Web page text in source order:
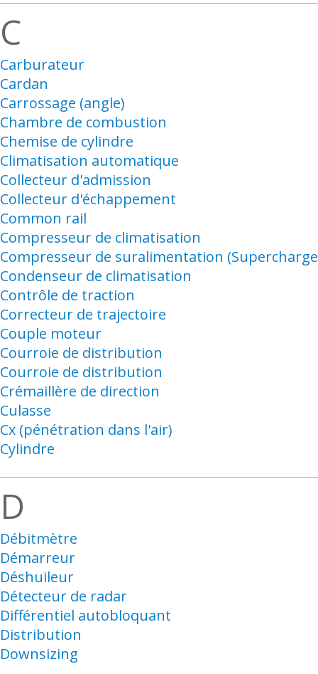
C
Carburateur
Cardan
Carrossage (angle)
Chambre de combustion
Chemise de cylindre
Climatisation automatique
Collecteur d'admission
Collecteur d'échappement
Common rail
Compresseur de climatisation
Compresseur de suralimentation
Condenseur de climatisation
Contrôle de traction
Correcteur de trajectoire
Couple moteur
Courroie de distribution
Courroie de distribution
Crémaillère de direction
Culasse
Cx (pénétration dans l'air)
Cylindre
D
Débitmètre
Démarreur
Déshuileur
Détecteur de radar
Différentiel autobloquant
Distribution
Downsizing